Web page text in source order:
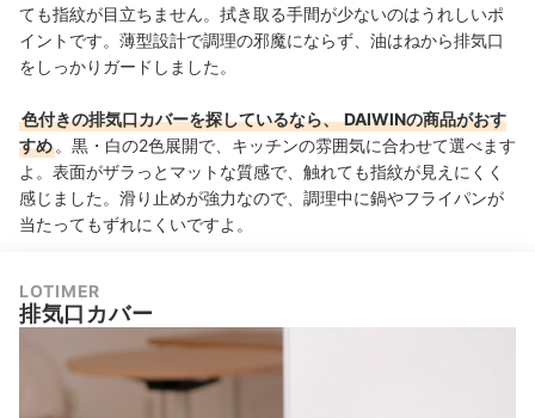
ても指紋が目立ちません。拭き取る手間が少ないのはうれしいポ
イントです。 薄型設計で調理の邪魔にならず、油はねから排気口
をしっかりガードしました。
色付きの排気口カバーを探しているなら、 DAIWINの商品がおす
すめ 。黒・白の2色展開で、キッチンの雰囲気に合わせて選べます
よ。表面がザラっとマットな質感で、触れても指紋が見えにくく
感じました。滑り止めが強力なので、調理中に鍋やフライパンが
当たってもずれにくいですよ。
LOTIMER
排気口カバー